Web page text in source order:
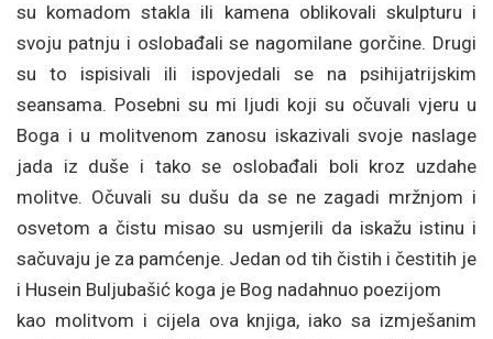
su komadom stakla ili kamena oblikovali skulpturu i
svoju patnju i oslobađali se nagomilane gorčine. Drugi
su to ispisivali ili ispovjedali se na psihijatrijskim
seansama. Posebni su mi ljudi koji su očuvali vjeru u
Boga i u molitvenom zanosu iskazivali svoje naslage
jada iz duše i tako se oslobađali boli kroz uzdahe
molitve. Očuvali su dušu da se ne zagadi mržnjom i
osvetom a čistu misao su usmjerili da iskažu istinu i
sačuvaju je za pamćenje. Jedan od tih čistih i čestitih je
i Husein Buljubašić koga je Bog nadahnuo poezijom
kao molitvom i cijela ova knjiga, iako sa izmješanim